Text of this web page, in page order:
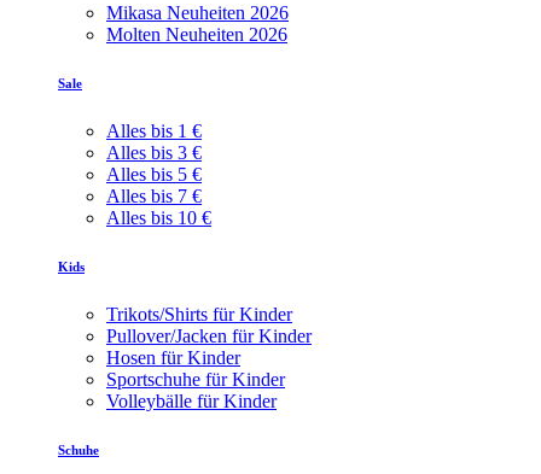
Mikasa Neuheiten 2026
Molten Neuheiten 2026
Sale
Alles bis 1 €
Alles bis 3 €
Alles bis 5 €
Alles bis 7 €
Alles bis 10 €
Kids
Trikots/Shirts für Kinder
Pullover/Jacken für Kinder
Hosen für Kinder
Sportschuhe für Kinder
Volleybälle für Kinder
Schuhe